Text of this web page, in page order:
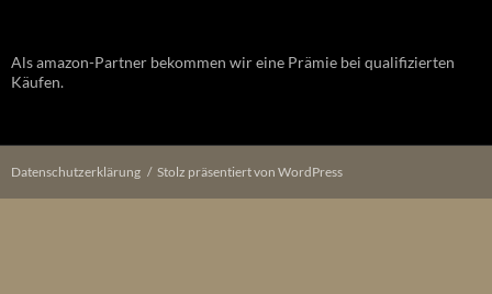
Als amazon-Partner bekommen wir eine Prämie bei qualifizierten
Käufen.
Datenschutzerklärung Stolz präsentiert von WordPress